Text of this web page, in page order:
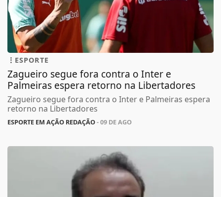
ESPORTE
Zagueiro segue fora contra o Inter e
Palmeiras espera retorno na Libertadores
Zagueiro segue fora contra o Inter e Palmeiras espera
retorno na Libertadores
ESPORTE EM AÇÃO REDAÇÃO- 09 DE AGO